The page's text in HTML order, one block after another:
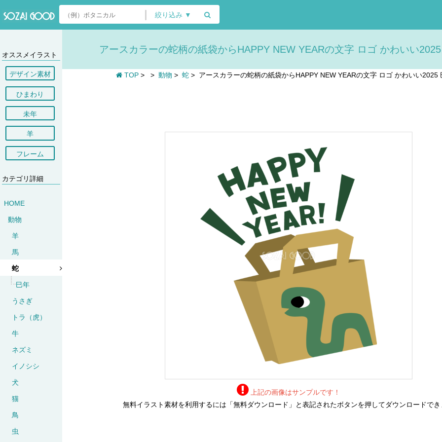
絞り込み ▼
オススメイラスト
デザイン素材
ひまわり
未年
羊
フレーム
カテゴリ詳細
HOME
動物
羊
馬
蛇
巳年
うさぎ
トラ（虎）
牛
ネズミ
イノシシ
犬
猫
鳥
虫
アースカラーの蛇柄の紙袋からHAPPY NEW YEARの文字 ロゴ かわいい
TOP > > 動物 > 蛇 > アースカラーの蛇柄の紙袋からHAPPY NEW YEARの文字 ロゴ かわいい
上記の画像はサンプルです！
無料イラスト素材を利用するには「無料ダウンロード」と表記されたボタンを押してダウンロードでき